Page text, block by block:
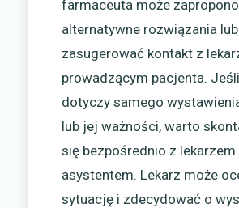
farmaceuta może
alternatywne rozwiązania lub
zasugerować kontakt z
prowadzącym pacjenta.
dotyczy samego
lub jej ważności, warto
się bezpośrednio z lekarzem
asystentem. Lekarz może
sytuację i zdecydować o